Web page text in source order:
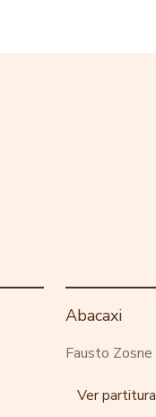
Abacaxi
Fausto Zosne
Ver partitura